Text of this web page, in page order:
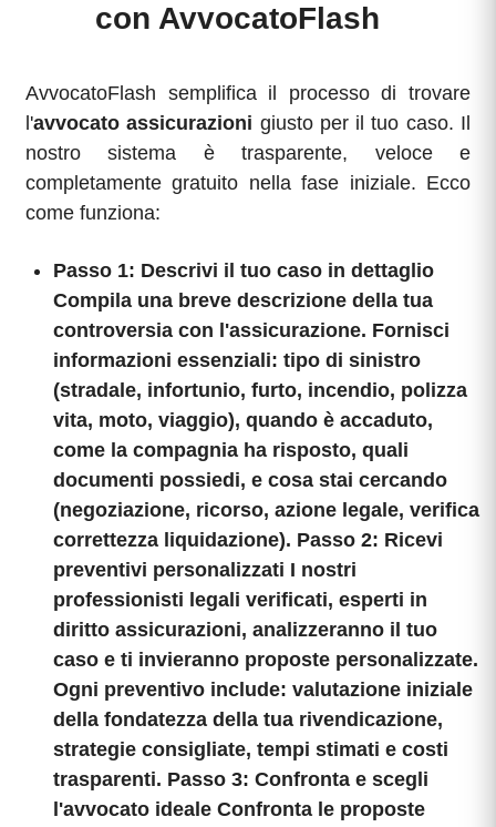
con AvvocatoFlash
AvvocatoFlash semplifica il processo di trovare
l'avvocato assicurazioni giusto per il tuo caso. Il
nostro sistema è trasparente, veloce e
completamente gratuito nella fase iniziale. Ecco
come funziona:
Passo 1: Descrivi il tuo caso in dettaglio
Compila una breve descrizione della tua
controversia con l'assicurazione. Fornisci
informazioni essenziali: tipo di sinistro
(stradale, infortunio, furto, incendio, polizza
vita, moto, viaggio), quando è accaduto,
come la compagnia ha risposto, quali
documenti possiedi, e cosa stai cercando
(negoziazione, ricorso, azione legale, verifica
correttezza liquidazione). Passo 2: Ricevi
preventivi personalizzati I nostri
professionisti legali verificati, esperti in
diritto assicurazioni, analizzeranno il tuo
caso e ti invieranno proposte personalizzate.
Ogni preventivo include: valutazione iniziale
della fondatezza della tua rivendicazione,
strategie consigliate, tempi stimati e costi
trasparenti. Passo 3: Confronta e scegli
l'avvocato ideale Confronta le proposte